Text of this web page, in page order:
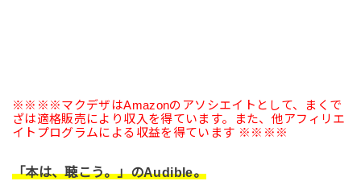
※※※※マクデザはAmazonのアソシエイトとして、まくで
ざは適格販売により収入を得ています。また、他アフィリエ
イトプログラムによる収益を得ています ※※※※
「本は、聴こう。」のAudible。